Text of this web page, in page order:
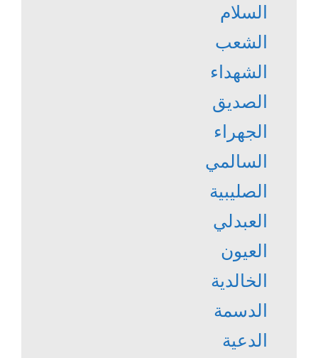
السلام
الشعب
الشهداء
الصديق
الجهراء
السالمي
الصليبية
العبدلي
العيون
الخالدية
الدسمة
الدعية